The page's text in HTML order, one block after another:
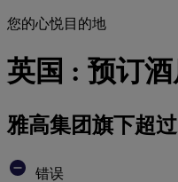
您的心悦目的地
英国 : 预订
雅高集团旗下超
错误